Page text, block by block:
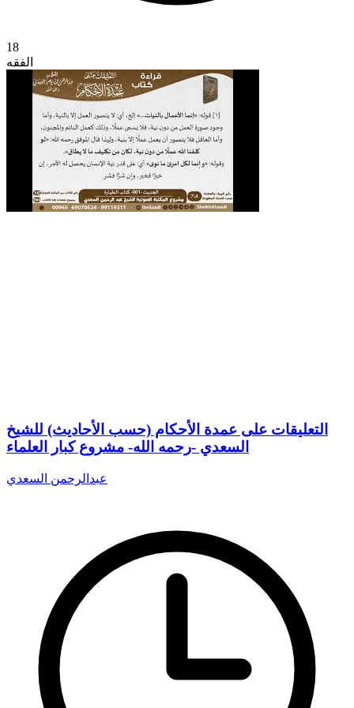
18
الفقه
التعليقات على عمدة الأحكام (حسب الأحاديث) للشيخ
السعدي -رحمه الله- مشروع كبار العلماء
عبدالرحمن السعدي